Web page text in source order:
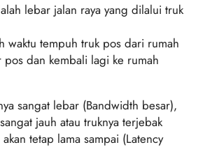
lebar jalan raya yang dilalui truk
waktu tempuh truk pos dari rumah
pos dan kembali lagi ke rumah
sangat lebar (Bandwidth besar),
jauh atau truknya terjebak
tetap lama sampai (Latency